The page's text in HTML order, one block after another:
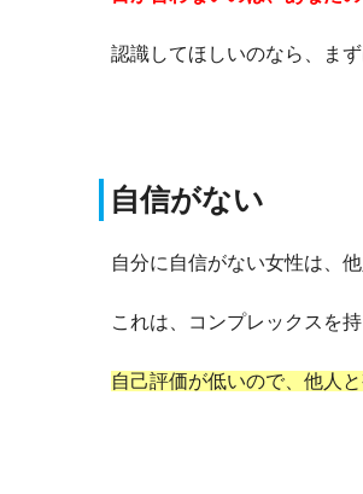
認識してほしいのなら、ま
自信がない
自分に自信がない女性は、
これは、コンプレックスを
自己評価が低いので、他人